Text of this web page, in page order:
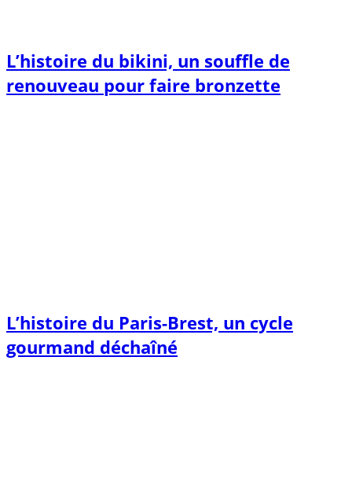
L’histoire du bikini, un souffle de
renouveau pour faire bronzette
L’histoire du Paris-Brest, un cycle
gourmand déchaîné